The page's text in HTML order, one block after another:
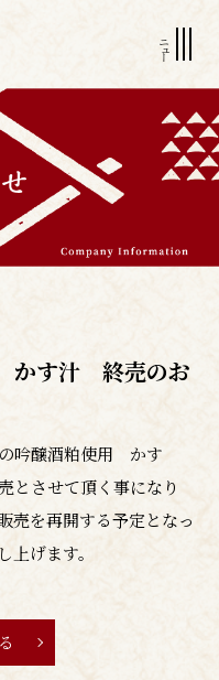
かす汁 終売のお
吟醸酒粕使用 かす
とさせて頂く事になり
売を再開する予定となっ
げます。